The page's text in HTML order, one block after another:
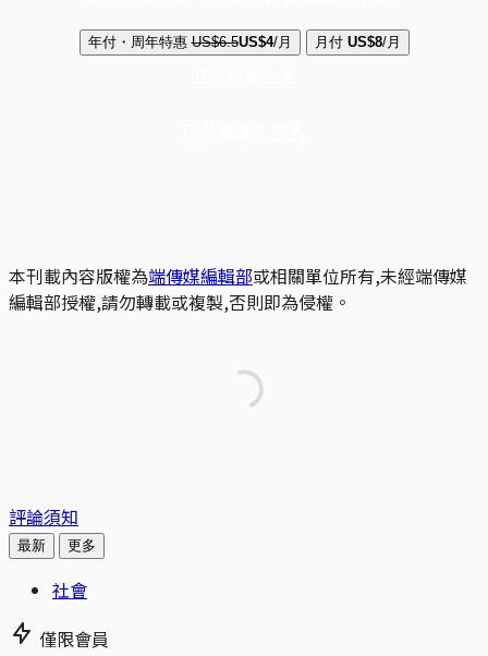
年付・周年特惠 US$6.5US$4/月 月付 US$8/月
本刊載內容版權為端傳媒編輯部或相關單位所有,未經端傳媒
編輯部授權,請勿轉載或複製,否則即為侵權。
評論須知
最新 更多
社會
僅限會員